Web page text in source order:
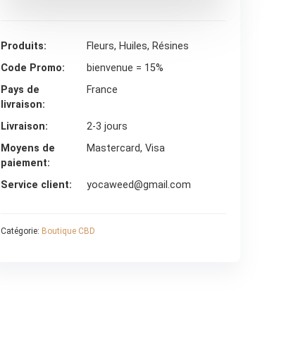
Produits
Fleurs, Huiles, Résines
Code Promo
bienvenue = 15%
Pays de
livraison
France
Livraison
2-3 jours
Moyens de
paiement
Mastercard, Visa
Service client yocaweed@gmail.com
Catégorie: Boutique CBD